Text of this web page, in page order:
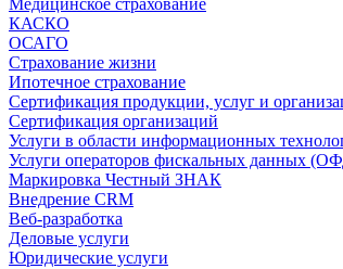
Медицинское страхование
КАСКО
ОСАГО
Страхование жизни
Ипотечное страхование
Сертификация продукции, услуг и
Сертификация организаций
Услуги в области информационных
Услуги операторов фискальных данных
Маркировка Честный ЗНАК
Внедрение CRM
Веб-разработка
Деловые услуги
Юридические услуги